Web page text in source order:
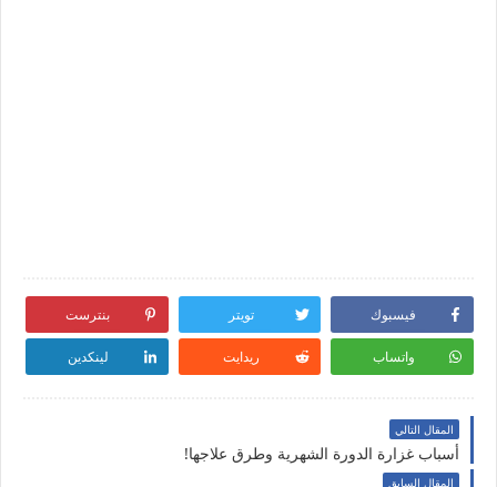
فيسبوك تويتر بنترست
واتساب ريدايت لينكدين
المقال التالي
أسباب غزارة الدورة الشهرية وطرق علاجها!
المقال السابق